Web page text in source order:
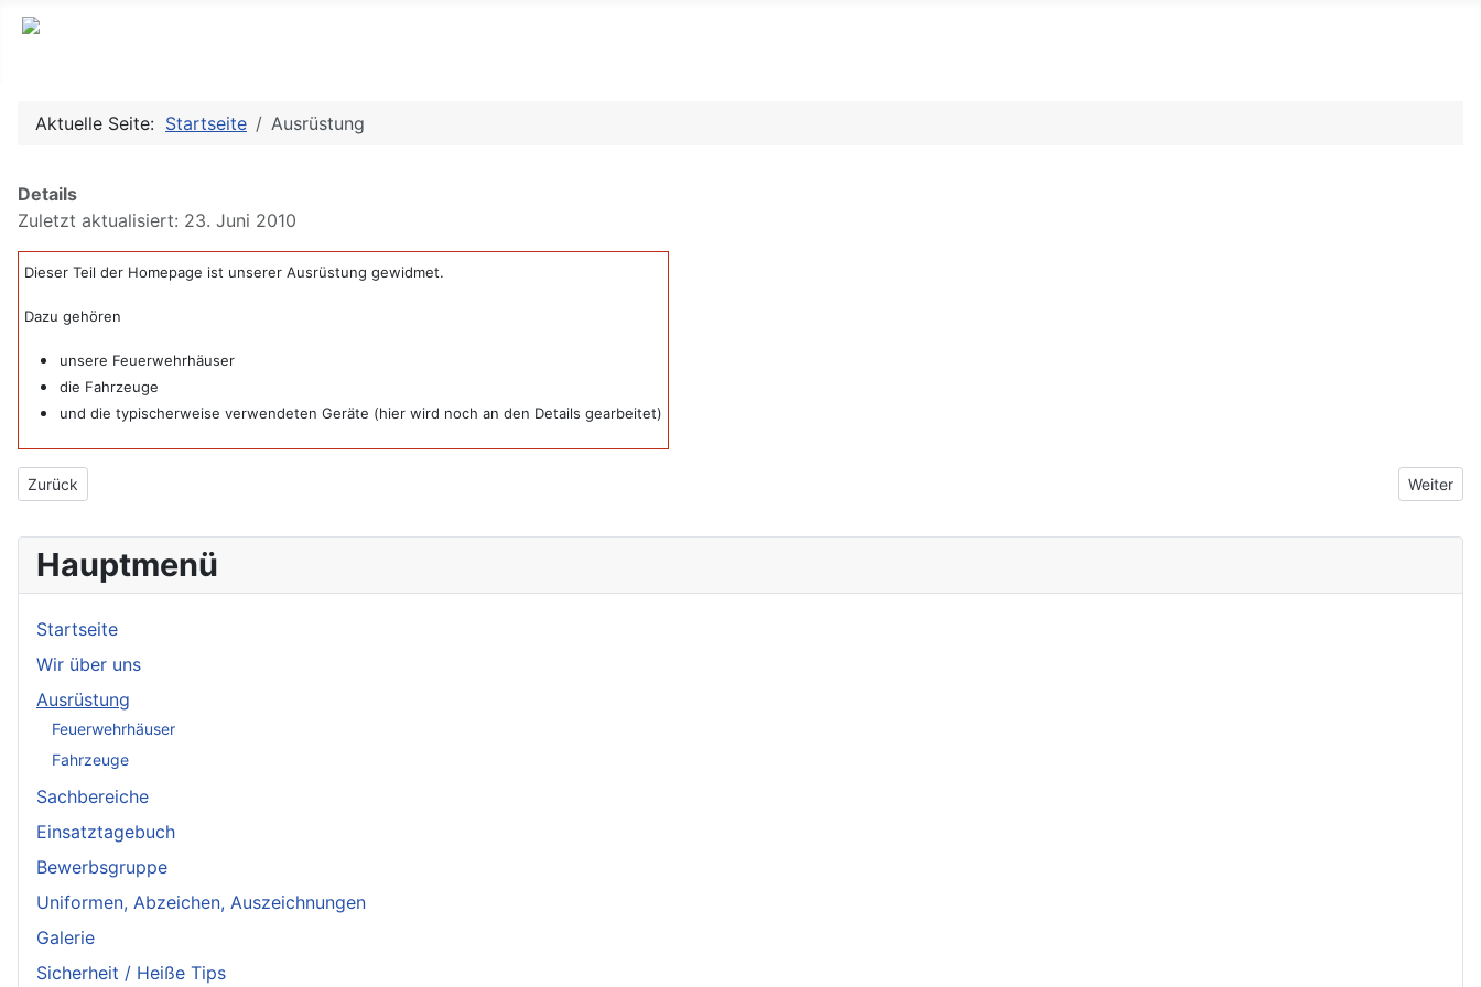
Hauptmenü
Startseite
Wir über uns
Ausrüstung
Feuerwehrhäuser
Fahrzeuge
Sachbereiche
Einsatztagebuch
Bewerbsgruppe
Uniformen, Abzeichen, Auszeichnungen
Galerie
Sicherheit / Heiße Tips
Aktuelle Seite: Startseite Ausrüstung
Details
Zuletzt aktualisiert: 23. Juni 2010
Dieser Teil der Homepage ist unserer Ausrüstung gewidmet.
Dazu gehören
unsere Feuerwehrhäuser
die Fahrzeuge
und die typischerweise verwendeten Geräte (hier wird noch an den Details gearbeitet)
Vorheriger Beitrag: Zillen-Anhänger
Zurück Nächster
Weiter